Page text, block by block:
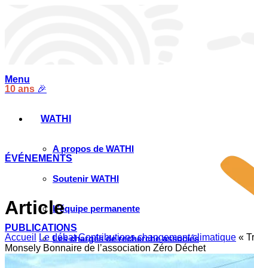
10 ans 🎉
ÉVÉNEMENTS
PUBLICATIONS
Menu
WATHI
A propos de WATHI
Soutenir WATHI
L’équipe permanente
Les chargés de recherche associés
Article
Accueil Le débat Contributions changement climatique «
Monsely Bonnaire de l’association Zéro Déchet